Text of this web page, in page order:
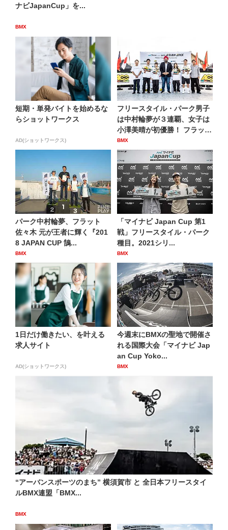
ナビJapanCup」を...
BMX
短期・単発バイトを始めるな
らショットワークス
AD(ショットワークス)
フリースタイル・パーク男子
は中村輪夢が３連覇、女子は
小澤美晴が初優勝！ フラッ
ト...
BMX
パーク中村輪夢、フラット
佐々木 元が王者に輝く『201
8 JAPAN CUP 鵠...
BMX
「マイナビ Japan Cup 第1
戦」フリースタイル・パーク
種目。2021シリ...
BMX
1日だけ働きたい、を叶える
求人サイト
AD(ショットワークス)
今週末にBMXの聖地で開催さ
れる国際大会「マイナビ Jap
an Cup Yoko...
BMX
“アーバンスポーツのまち” 横須賀市 と 全日本フリースタイ
ルBMX連盟「BMX...
BMX